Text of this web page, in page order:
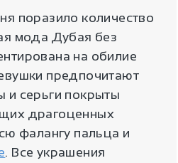
поразило количество
мода Дубая без
на обилие
предпочитают
и серьги покрыты
драгоценных
фалангу пальца и
. Все украшения